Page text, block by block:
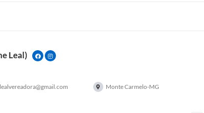
Leal) SIMONE.LEAL.125
Monte Carmelo-MG